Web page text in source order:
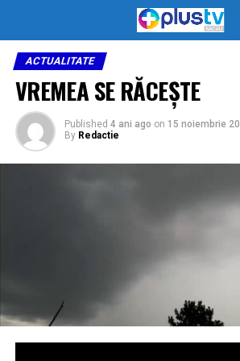
ACTUALITATE
VREMEA SE RĂCEȘTE
Published 4 ani ago on 15 noiembrie
By Redactie